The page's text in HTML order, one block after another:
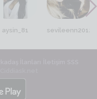
aysin_81 sevileenn2012